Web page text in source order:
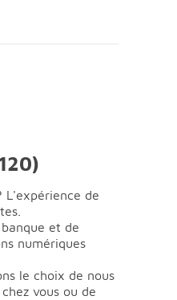
L'expérience de
et de
numériques
le choix de nous
vous ou de